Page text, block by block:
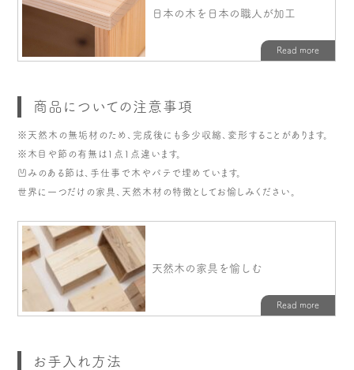
商品についての注意事項
※天然木の無垢材のため、完成後にも多少収縮、変形することがあります。
※木目や節の有無は1点1点違います。
凹みのある節は、手仕事で木やパテで埋めています。
世界に一つだけの家具、天然木材の特徴としてお愉しみください。
お手入れ方法